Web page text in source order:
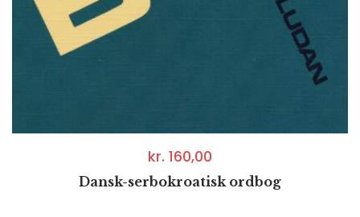
kr. 160,00
Dansk-serbokroatisk ordbog